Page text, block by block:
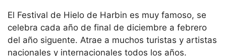
El Festival de Hielo de Harbin es muy famoso, se
celebra cada año de final de diciembre a febrero
del año siguente. Atrae a muchos turistas y artistas
nacionales y internacionales todos los años.